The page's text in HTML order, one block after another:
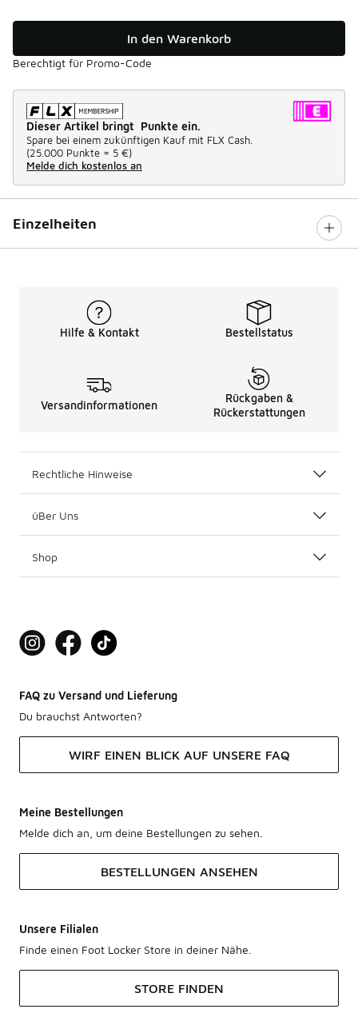
In den Warenkorb
Berechtigt für Promo-Code
Dieser Artikel bringt Punkte ein.
Spare bei einem zukünftigen Kauf mit FLX Cash.
(25.000 Punkte = 5 €)
Melde dich kostenlos an
Einzelheiten
Hilfe & Kontakt Bestellstatus
Versandinformationen
Rückgaben &
Rückerstattungen
Rechtliche Hinweise
üBer Uns
Shop
FAQ zu Versand und Lieferung
Du brauchst Antworten?
WIRF EINEN BLICK AUF UNSERE FAQ
Meine Bestellungen
Melde dich an, um deine Bestellungen zu sehen.
BESTELLUNGEN ANSEHEN
Unsere Filialen
Finde einen Foot Locker Store in deiner Nähe.
STORE FINDEN